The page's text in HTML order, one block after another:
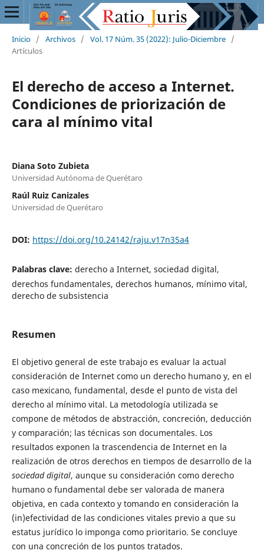
Inicio / Archivos / Vol. 17 Núm. 35 (2022): Julio-Diciembre /
Artículos
El derecho de acceso a Internet.
Condiciones de priorización de
cara al mínimo vital
Diana Soto Zubieta
Universidad Autónoma de Querétaro
Raúl Ruiz Canizales
Universidad de Querétaro
DOI: https://doi.org/10.24142/raju.v17n35a4
Palabras clave: derecho a Internet, sociedad digital,
derechos fundamentales, derechos humanos, mínimo vital,
derecho de subsistencia
Resumen
El objetivo general de este trabajo es evaluar la actual
consideración de Internet como un derecho humano y, en el
caso mexicano, fundamental, desde el punto de vista del
derecho al mínimo vital. La metodología utilizada se
compone de métodos de abstracción, concreción, deducción
y comparación; las técnicas son documentales. Los
resultados exponen la trascendencia de Internet en la
realización de otros derechos en tiempos de desarrollo de la
sociedad digital, aunque su consideración como derecho
humano o fundamental debe ser valorada de manera
objetiva, en cada contexto y tomando en consideración la
(in)efectividad de las condiciones vitales previo a que su
estatus jurídico lo imponga como prioritario. Se concluye
con una concreción de los puntos tratados.